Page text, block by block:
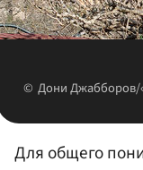
Дони Джабборов/
Для общего